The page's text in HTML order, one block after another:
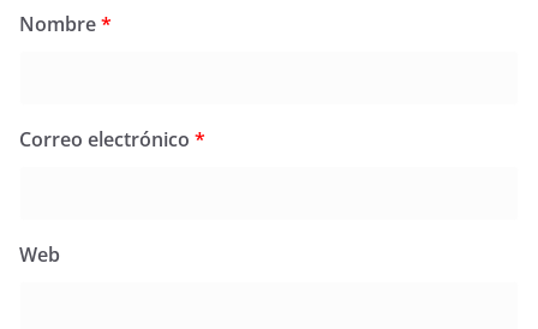
Nombre*
Correo electrónico *
Web